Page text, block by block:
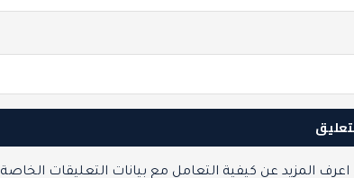
اعرف المزيد عن كيفية التعامل مع بيانات التعليقات الخاصة